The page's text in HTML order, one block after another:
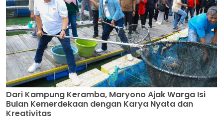
Dari Kampung Keramba, Maryono Ajak Warga Isi
Bulan Kemerdekaan dengan Karya Nyata dan
Kreativitas